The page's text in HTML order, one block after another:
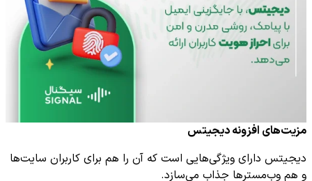
مزیت‌های افزونه دیجیتس
دیجیتس دارای ویژگی‌هایی است که آن را هم برای کاربران سایت‌ها
و هم وب‌مسترها جذاب می‌سازد.